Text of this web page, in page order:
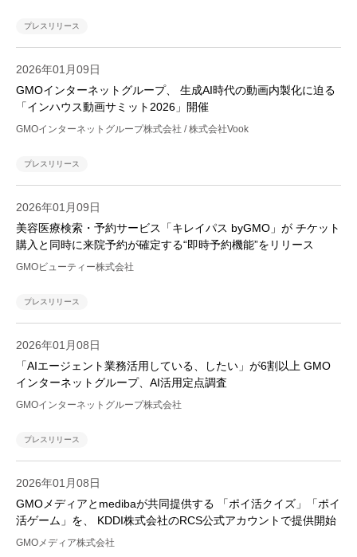
プレスリリース
2026年01月09日
GMOインターネットグループ、 生成AI時代の動画内製化に迫る
「インハウス動画サミット2026」開催
GMOインターネットグループ株式会社 / 株式会社Vook
プレスリリース
2026年01月09日
美容医療検索・予約サービス「キレイパス byGMO」が チケット
購入と同時に来院予約が確定する“即時予約機能”をリリース
GMOビューティー株式会社
プレスリリース
2026年01月08日
「AIエージェント業務活用している、したい」が6割以上 GMO
インターネットグループ、AI活用定点調査
GMOインターネットグループ株式会社
プレスリリース
2026年01月08日
GMOメディアとmedibaが共同提供する 「ポイ活クイズ」「ポイ
活ゲーム」を、 KDDI株式会社のRCS公式アカウントで提供開始
GMOメディア株式会社